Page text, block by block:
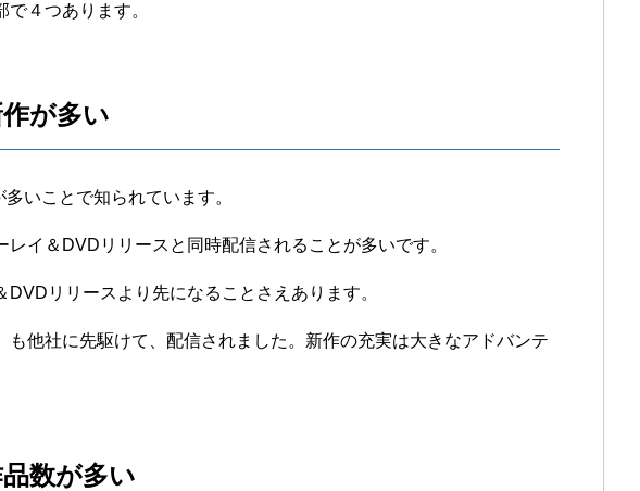
４つあります。
が多い
いことで知られています。
イ＆DVDリリースと同時配信されることが多いです。
リリースより先になることさえあります。
も他社に先駆けて、配信されました。新作の充実は大きなアドバンテ
数が多い